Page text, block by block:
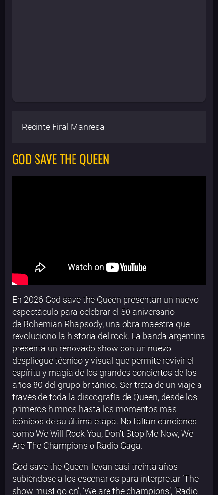
Recinte Firal Manresa
GOD SAVE THE QUEEN
En 2026 God save the Queen presentan un nuevo
espectáculo para celebrar el 50 aniversario
de Bohemian Rhapsody, una obra maestra que
revolucionó la historia del rock. La banda argentina
presenta un renovado show con un nuevo
despliegue técnico y visual que permite revivir el
espíritu y magia de los grandes conciertos de los
años 80 del grupo británico. Ser trata de un viaje a
través de toda la discografía de Queen, desde los
primeros himnos hasta los momentos más
icónicos de su última etapa. No faltan canciones
como We Will Rock You, Don't Stop Me Now, We
Are The Champions o Radio Gaga.
God save the Queen llevan casi treinta años
subiéndose a los escenarios para interpretar ‘The
show must go on’, ‘We are the champions’, ‘Radio